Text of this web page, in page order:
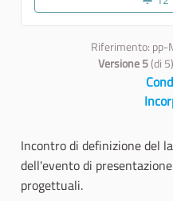
Riferimento:
Versione 5(di 5)
Incontro di definizione del
dell'evento di
progettuali.